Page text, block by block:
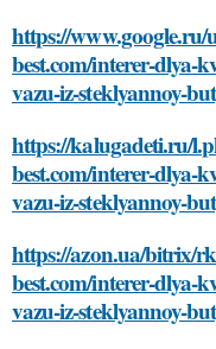
https://
best.com/interer-dlya-
vazu-iz-steklyannoy-
https://kalugadeti.ru/
best.com/interer-dlya-
vazu-iz-steklyannoy-
https://azon.ua/bitrix/
best.com/interer-dlya-
vazu-iz-steklyannoy-